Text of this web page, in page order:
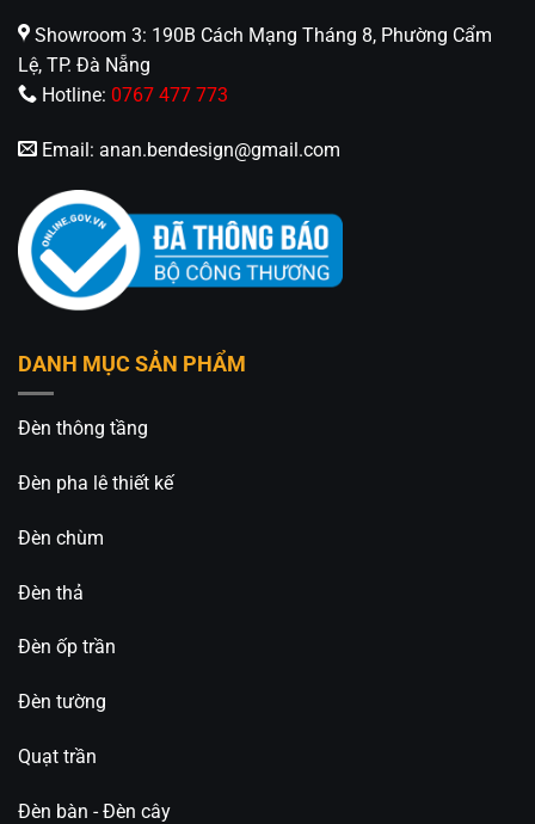
Showroom 3: 190B Cách Mạng Tháng 8, Phường Cẩm
Lệ, TP. Đà Nẵng
Hotline: 0767 477 773
Email: anan.bendesign@gmail.com
DANH MỤC SẢN PHẨM
Đèn thông tầng
Đèn pha lê thiết kế
Đèn chùm
Đèn thả
Đèn ốp trần
Đèn tường
Quạt trần
Đèn bàn - Đèn cây